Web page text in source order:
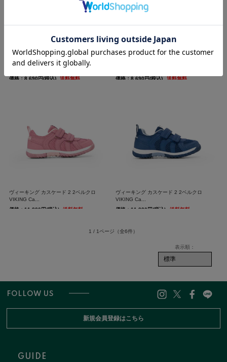
ヴィーキング インディ アクティブ VIKING
価格：8,690円(税込)
送料無料
価格：8,690円(税込)
送料無料
ヴィーキング カスケード 2 2ベルクロ
VIKING Ca...
価格：11,880円(税込)
送料無料
ヴィーキング カスケード 2 2ベルクロ
VIKING Ca...
価格：11,880円(税込)
送料無料
1 / 1ページ （全6件）
FOLLOW US
新規会員登録はこちら
GUIDE